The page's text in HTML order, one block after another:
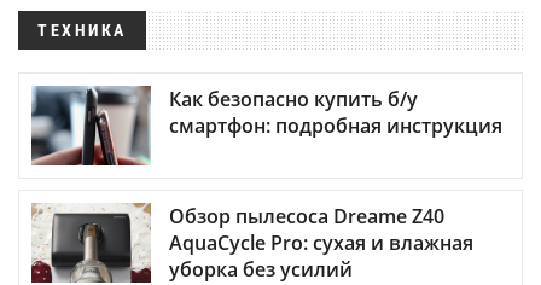
ТЕХНИКА
Как безопасно купить б/у
смартфон: подробная инструкция
Обзор пылесоса Dreame Z40
AquaCycle Pro: сухая и влажная
уборка без усилий